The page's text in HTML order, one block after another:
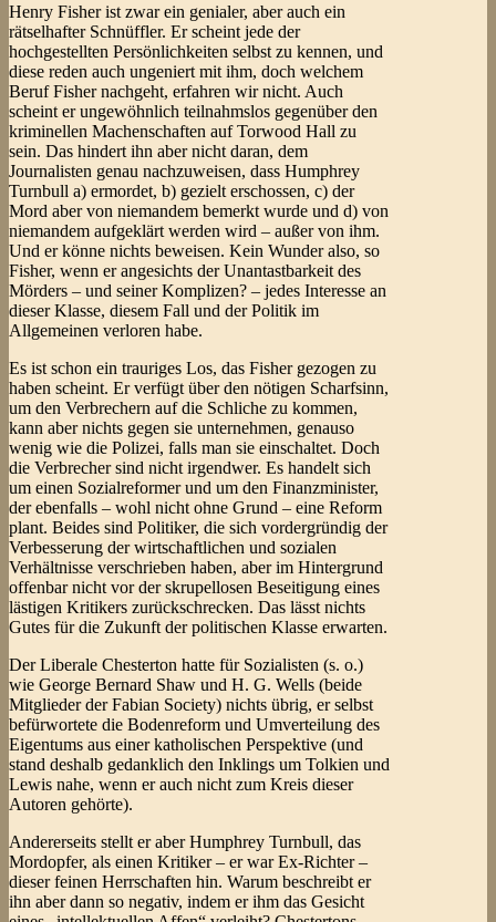
Henry Fisher ist zwar ein genialer, aber auch ein
rätselhafter Schnüffler. Er scheint jede der
hochgestellten Persönlichkeiten selbst zu kennen, und
diese reden auch ungeniert mit ihm, doch welchem
Beruf Fisher nachgeht, erfahren wir nicht. Auch
scheint er ungewöhnlich teilnahmslos gegenüber den
kriminellen Machenschaften auf Torwood Hall zu
sein. Das hindert ihn aber nicht daran, dem
Journalisten genau nachzuweisen, dass Humphrey
Turnbull a) ermordet, b) gezielt erschossen, c) der
Mord aber von niemandem bemerkt wurde und d) von
niemandem aufgeklärt werden wird – außer von ihm.
Und er könne nichts beweisen. Kein Wunder also, so
Fisher, wenn er angesichts der Unantastbarkeit des
Mörders – und seiner Komplizen? – jedes Interesse an
dieser Klasse, diesem Fall und der Politik im
Allgemeinen verloren habe.
Es ist schon ein trauriges Los, das Fisher gezogen zu
haben scheint. Er verfügt über den nötigen Scharfsinn,
um den Verbrechern auf die Schliche zu kommen,
kann aber nichts gegen sie unternehmen, genauso
wenig wie die Polizei, falls man sie einschaltet. Doch
die Verbrecher sind nicht irgendwer. Es handelt sich
um einen Sozialreformer und um den Finanzminister,
der ebenfalls – wohl nicht ohne Grund – eine Reform
plant. Beides sind Politiker, die sich vordergründig der
Verbesserung der wirtschaftlichen und sozialen
Verhältnisse verschrieben haben, aber im Hintergrund
offenbar nicht vor der skrupellosen Beseitigung eines
lästigen Kritikers zurückschrecken. Das lässt nichts
Gutes für die Zukunft der politischen Klasse erwarten.
Der Liberale Chesterton hatte für Sozialisten (s. o.)
wie George Bernard Shaw und H. G. Wells (beide
Mitglieder der Fabian Society) nichts übrig, er selbst
befürwortete die Bodenreform und Umverteilung des
Eigentums aus einer katholischen Perspektive (und
stand deshalb gedanklich den Inklings um Tolkien und
Lewis nahe, wenn er auch nicht zum Kreis dieser
Autoren gehörte).
Andererseits stellt er aber Humphrey Turnbull, das
Mordopfer, als einen Kritiker – er war Ex-Richter –
dieser feinen Herrschaften hin. Warum beschreibt er
ihn aber dann so negativ, indem er ihm das Gesicht